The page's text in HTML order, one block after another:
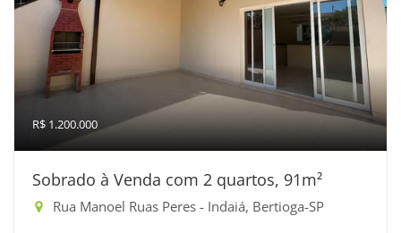
R$ 1.200.000
Sobrado à Venda com 2 quartos, 91m²
Rua Manoel Ruas Peres - Indaiá, Bertioga-SP